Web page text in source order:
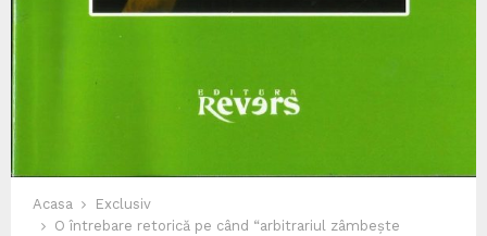
Acasa
Exclusiv
O întrebare retorică pe când “arbitrariul zâmbește